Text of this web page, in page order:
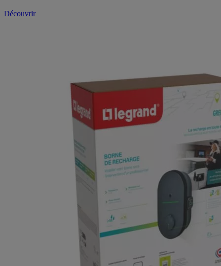
Découvrir